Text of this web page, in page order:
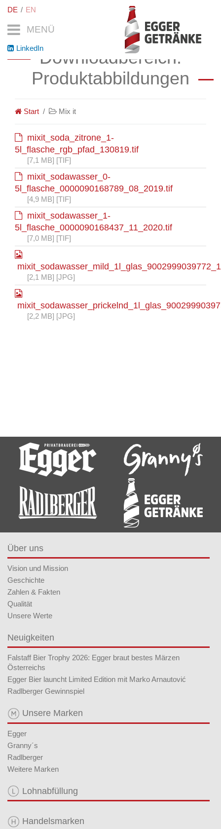
MENÜ
DE EN
LinkedInDownloadbereich:
Produktabbildungen
Start Mix it
mixit_soda_zitrone_1-
5l_flasche_rgb_pfad_130819.tif
[7,1 MB] [TIF]
mixit_sodawasser_0-
5l_flasche_0000090168789_08_2019.tif
[4,9 MB] [TIF]
mixit_sodawasser_1-
5l_flasche_0000090168437_11_2020.tif
[7,0 MB] [TIF]
[2,1 MB] [JPG]
[2,2 MB] [JPG]
Über uns
Vision und Mission
Geschichte
Zahlen & Fakten
Qualität
Unsere Werte
Neuigkeiten
Falstaff Bier Trophy 2026: Egger braut bestes Märzen
Österreichs
Egger Bier launcht Limited Edition mit Marko Arnautović
Radlberger Gewinnspiel
Unsere Marken
Egger
Granny´s
Radlberger
Weitere Marken
Lohnabfüllung
Handelsmarken